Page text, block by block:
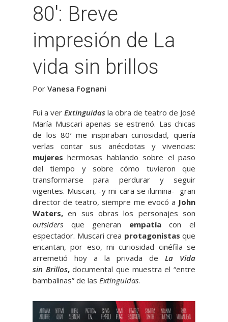
80′: Breve
impresión de La
vida sin brillos
Por Vanesa Fognani
Fui a ver Extinguidas la obra de teatro de José
María Muscari apenas se estrenó. Las chicas
de los 80′ me inspiraban curiosidad, quería
verlas contar sus anécdotas y vivencias:
mujeres hermosas hablando sobre el paso
del tiempo y sobre cómo tuvieron que
transformarse para perdurar y seguir
vigentes. Muscari, -y mi cara se ilumina- gran
director de teatro, siempre me evocó a John
Waters, en sus obras los personajes son
outsiders que generan empatíacon el
espectador. Muscari crea protagonistas que
encantan, por eso, mi curiosidad cinéfila se
arremetió hoy a la privada de La Vida
sin Brillos,documental que muestra el “entre
bambalinas” de las Extinguidas.